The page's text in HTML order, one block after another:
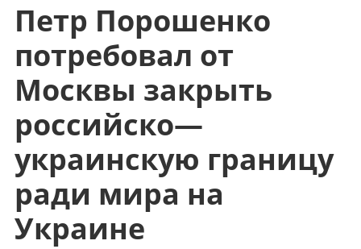
Перейти
содержимому
Петр Порошенко
потребовал от
Москвы закрыть
российско—
украинскую границу
ради мира на
Украине